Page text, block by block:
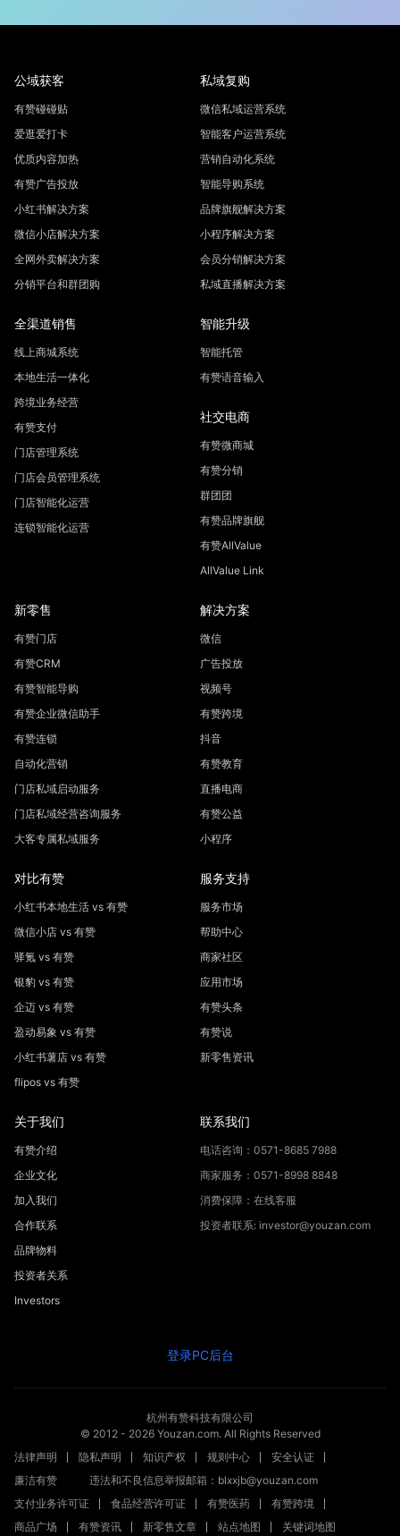
公域获客
有赞碰碰贴
爱逛爱打卡
优质内容加热
有赞广告投放
小红书解决方案
微信小店解决方案
全网外卖解决方案
分销平台和群团购
私域复购
微信私域运营系统
智能客户运营系统
营销自动化系统
智能导购系统
品牌旗舰解决方案
小程序解决方案
会员分销解决方案
私域直播解决方案
全渠道销售
线上商城系统
本地生活一体化
跨境业务经营
有赞支付
门店管理系统
门店会员管理系统
门店智能化运营
连锁智能化运营
智能升级
智能托管
有赞语音输入
社交电商
有赞微商城
有赞分销
群团团
有赞品牌旗舰
有赞AllValue
AllValue Link
新零售
有赞门店
有赞CRM
有赞智能导购
有赞企业微信助手
有赞连锁
自动化营销
门店私域启动服务
门店私域经营咨询服务
大客专属私域服务
解决方案
微信
广告投放
视频号
有赞跨境
抖音
有赞教育
直播电商
有赞公益
小程序
对比有赞
小红书本地生活 vs 有赞
微信小店 vs 有赞
驿氪 vs 有赞
银豹 vs 有赞
企迈 vs 有赞
盈动易象 vs 有赞
小红书薯店 vs 有赞
flipos vs 有赞
服务支持
服务市场
帮助中心
商家社区
应用市场
有赞头条
有赞说
新零售资讯
关于我们
有赞介绍
企业文化
加入我们
合作联系
品牌物料
投资者关系
Investors
联系我们
电话咨询：0571-8685 7988
商家服务：0571-8998 8848
消费保障：在线客服
投资者联系: investor@youzan.com
登录PC后台
杭州有赞科技有限公司
© 2012 - 2026Youzan.com. All Rights Reserved
法律声明
隐私声明 知识产权 规则中心
安全认证
廉洁有赞
违法和不良信息举报邮箱：blxxjb@youzan.com
支付业务许可证
食品经营许可证 有赞医药
有赞跨境
商品广场
有赞资讯 新零售文章 站点地图 关键词地图